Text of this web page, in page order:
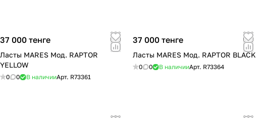
37 000 тенге
Ласты MARES Мод. RAPTOR
YELLOW
0 0 В наличииАрт. R73361
37 000 тенге
Ласты MARES Мод. RAPTOR BLACK
0 0 В наличииАрт. R73364